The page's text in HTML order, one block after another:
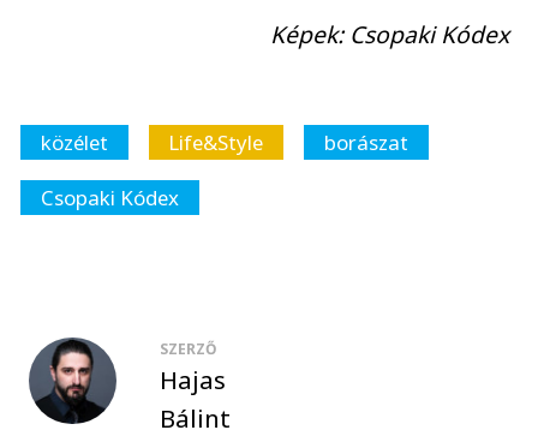
Képek: Csopaki Kódex
közélet Life&Style
borászat
Csopaki Kódex
SZERZŐ
Hajas
Bálint